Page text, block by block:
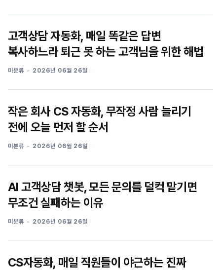
고객상담 자동화, 매일 똑같은 답변
복사하느라 퇴근 못 하는 고객님을 위한 해법
미분류 2026년 06월 26일
작은 회사 CS 자동화, 무작정 사람 늘리기
전에 오늘 먼저 할 순서
미분류 2026년 06월 26일
AI 고객상담 챗봇, 모든 문의를 덜컥 맡기면
무조건 실패하는 이유
미분류 2026년 06월 26일
CS자동화, 매일 직원들이 야근하는 진짜